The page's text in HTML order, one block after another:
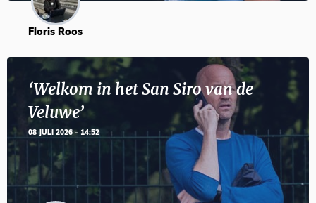
Floris Roos
‘Welkom in het San Siro van de
Veluwe’
08 JULI 2026 - 14:52